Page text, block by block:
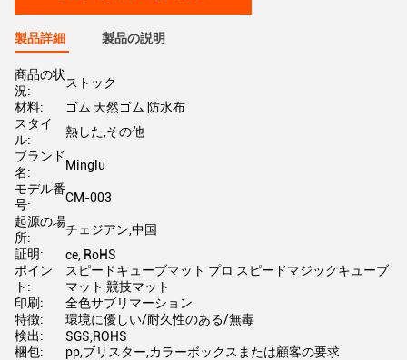
製品詳細 製品の説明
商品の状
況:
ストック
材料:
ゴム 天然ゴム 防水布
スタイ
ル:
熱した,その他
ブランド
名:
Minglu
モデル番
号:
CM-003
起源の場
所:
チェジアン,中国
証明:
ce, RoHS
ポイン
ト:
スピードキューブマット プロ スピードマジックキューブ
マット 競技マット
印刷:
全色サブリマーション
特徴:
環境に優しい/耐久性のある/無毒
検出:
SGS,ROHS
梱包:
pp,ブリスター,カラーボックスまたは顧客の要求